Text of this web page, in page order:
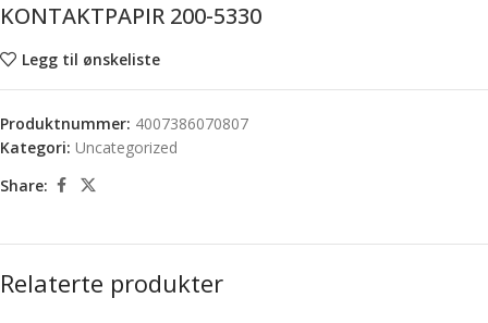
KONTAKTPAPIR 200-5330
Legg til ønskeliste
Produktnummer: 4007386070807
Kategori: Uncategorized
Share:
Relaterte produkter